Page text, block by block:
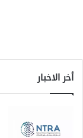
أخر الاخبار